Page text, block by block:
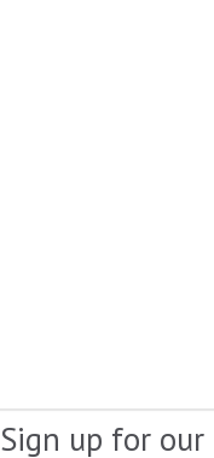
Sign up for our